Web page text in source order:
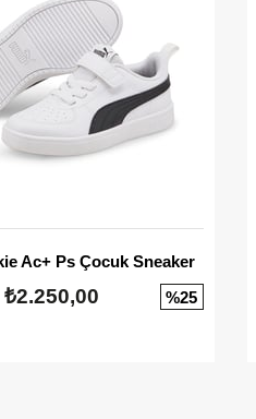
Ac+ Ps Çocuk Sneaker
₺2.250,00 %25